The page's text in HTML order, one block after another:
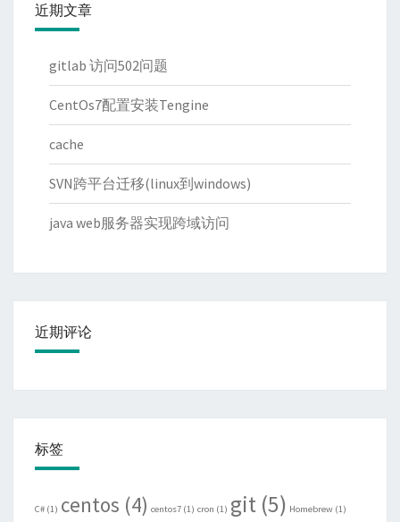
近期文章
gitlab 访问502问题
CentOs7配置安装Tengine
cache
SVN跨平台迁移(linux到windows)
java web服务器实现跨域访问
近期评论
标签
C# (1) centos (4) centos7 (1) cron (1) git (5) Homebrew (1)